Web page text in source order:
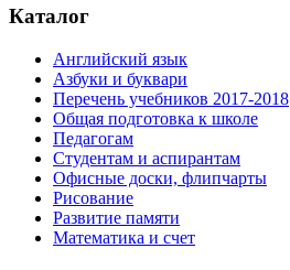
Каталог
Английский язык
Азбуки и буквари
Перечень учебников 2017-2018
Общая подготовка к школе
Педагогам
Студентам и аспирантам
Офисные доски, флипчарты
Рисование
Развитие памяти
Математика и счет